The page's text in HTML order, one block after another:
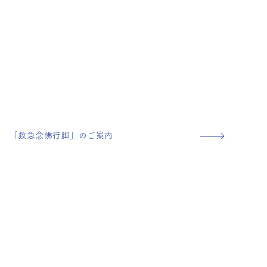
「救急念佛行脚」のご案内